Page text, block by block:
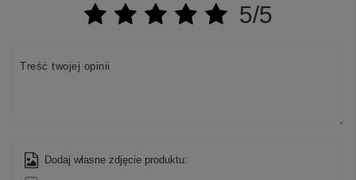
5/5
Treść twojej opinii
Dodaj własne zdjęcie produktu: